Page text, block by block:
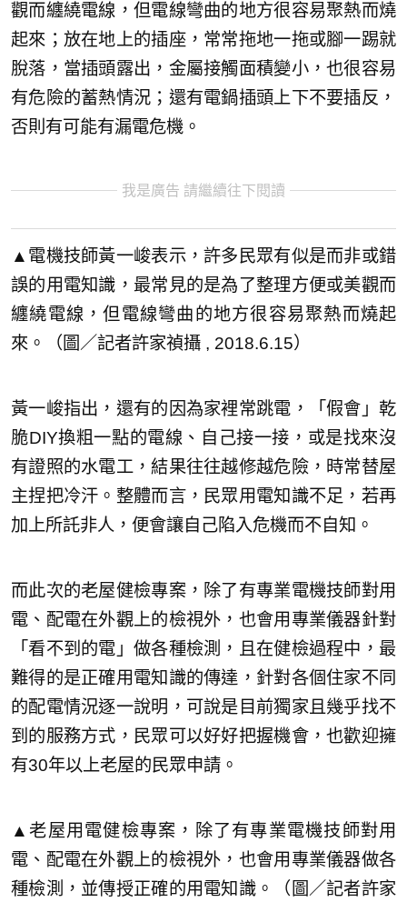
觀而纏繞電線，但電線彎曲的地方很容易聚熱而燒
起來；放在地上的插座，常常拖地一拖或腳一踢就
脫落，當插頭露出，金屬接觸面積變小，也很容易
有危險的蓄熱情況；還有電鍋插頭上下不要插反，
否則有可能有漏電危機。
我是廣告 請繼續往下閱讀
▲電機技師黃一峻表示，許多民眾有似是而非或錯
誤的用電知識，最常見的是為了整理方便或美觀而
纏繞電線，但電線彎曲的地方很容易聚熱而燒起
來。（圖／記者許家禎攝 , 2018.6.15）
黃一峻指出，還有的因為家裡常跳電，「假會」乾
脆DIY換粗一點的電線、自己接一接，或是找來沒
有證照的水電工，結果往往越修越危險，時常替屋
主捏把冷汗。整體而言，民眾用電知識不足，若再
加上所託非人，便會讓自己陷入危機而不自知。
而此次的老屋健檢專案，除了有專業電機技師對用
電、配電在外觀上的檢視外，也會用專業儀器針對
「看不到的電」做各種檢測，且在健檢過程中，最
難得的是正確用電知識的傳達，針對各個住家不同
的配電情況逐一說明，可說是目前獨家且幾乎找不
到的服務方式，民眾可以好好把握機會，也歡迎擁
有30年以上老屋的民眾申請。
▲老屋用電健檢專案，除了有專業電機技師對用
電、配電在外觀上的檢視外，也會用專業儀器做各
種檢測，並傳授正確的用電知識。（圖／記者許家